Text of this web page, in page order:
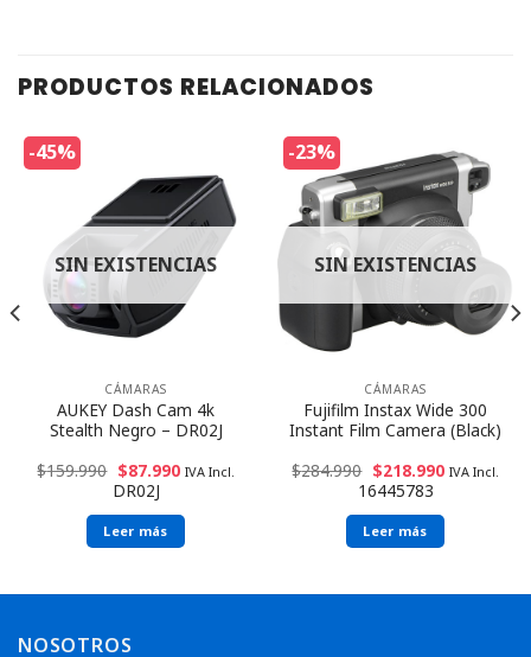
PRODUCTOS RELACIONADOS
-45%
SIN EXISTENCIAS
CÁMARAS
AUKEY Dash Cam 4k
Stealth Negro – DR02J
$159.990 $87.990 IVA Incl.
DR02J
Leer más
-23%
SIN EXISTENCIAS
CÁMARAS
Fujifilm Instax Wide 300
Instant Film Camera (Black)
$284.990 $218.990 IVA Incl.
16445783
Leer más
NOSOTROS